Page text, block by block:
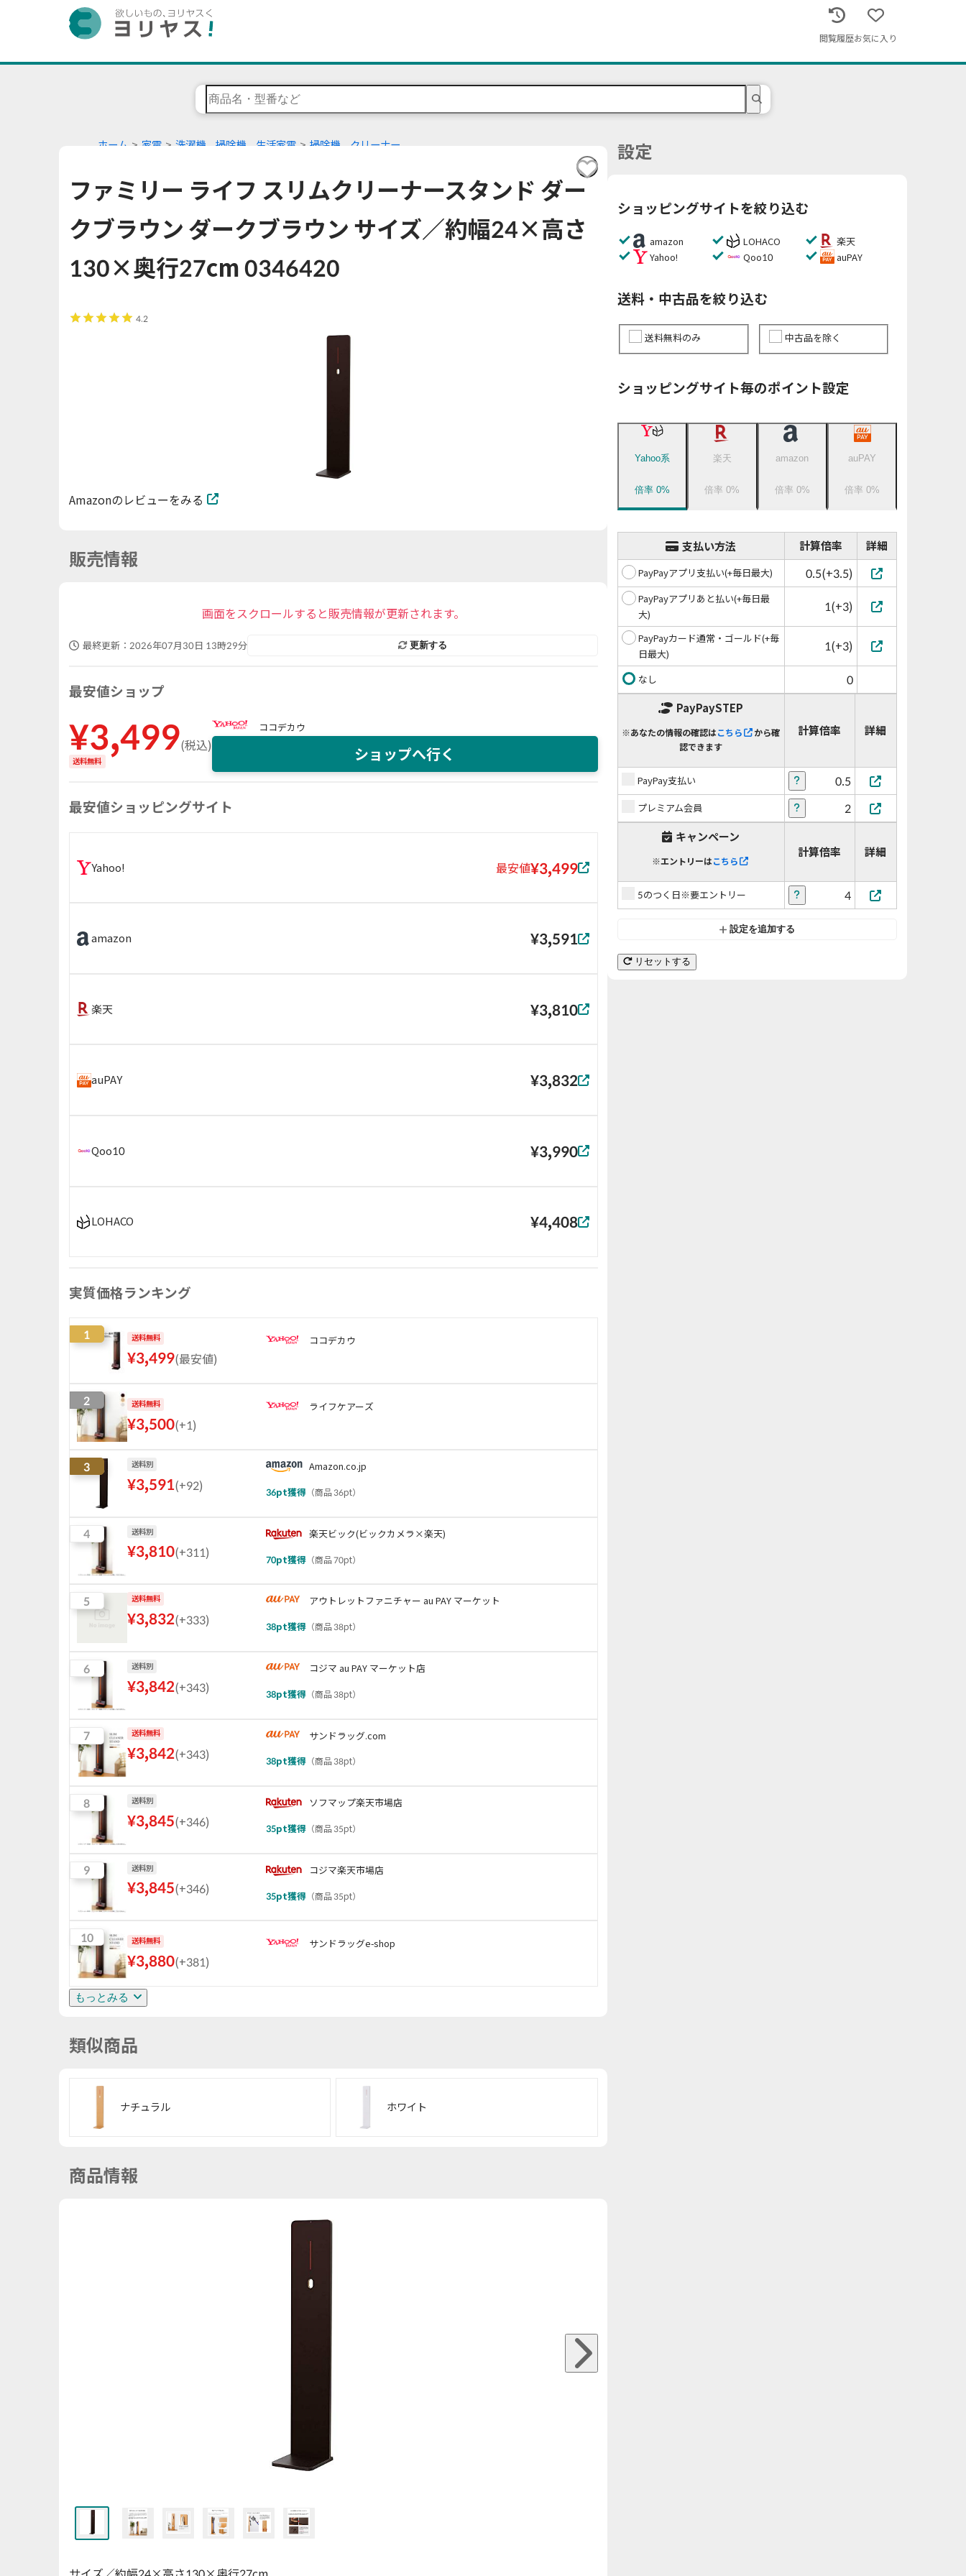
閲覧履歴お気に入り
ホーム 家電 洗濯機、掃除機、生活家電 掃除機、クリーナー
ファミリー ライフ スリムクリーナースタンド ダー
クブラウン ダークブラウン サイズ／約幅24×高さ
130×奥行27cm 0346420
4.2
Amazonのレビューをみる
販売情報
画面をスクロールすると販売情報が更新されます。
最終更新： 2026年07月30日 13時29分 更新する
最安値ショップ
¥3,499(税込)
送料無料
ココデカウ
ショップへ行く
最安値ショッピングサイト
Yahoo! 最安値¥3,499
amazon ¥3,591
楽天 ¥3,810
auPAY ¥3,832
Qoo10 ¥3,990
LOHACO ¥4,408
実質価格ランキング
1 送料無料
¥3,499(最安値)
ココデカウ
2 送料無料
¥3,500(+1)
ライフケアーズ
3 送料別
¥3,591 (+92)
Amazon.co.jp
36pt獲得 （商品 36pt）
4 送料別
¥3,810(+311)
楽天ビック(ビックカメラ×楽天)
70pt獲得 （商品 70pt）
5 送料無料
¥3,832(+333)
アウトレットファニチャー au PAY マーケット
38pt獲得 （商品 38pt）
6 送料別
¥3,842(+343)
コジマ au PAY マーケット店
38pt獲得 （商品 38pt）
7 送料無料
¥3,842(+343)
サンドラッグ.com
38pt獲得 （商品 38pt）
8 送料別
¥3,845(+346)
ソフマップ楽天市場店
35pt獲得 （商品 35pt）
9 送料別
¥3,845(+346)
コジマ楽天市場店
35pt獲得 （商品 35pt）
10 送料無料
¥3,880(+381)
サンドラッグe-shop
もっとみる
類似商品
ナチュラル ホワイト
商品情報
設定
ショッピングサイトを絞り込む
amazon LOHACO
楽天
Yahoo!
Qoo10 auPAY
送料・中古品を絞り込む
送料無料のみ 中古品を除く
ショッピングサイト毎のポイント設定
Yahoo系
倍率0%
楽天
倍率0%
amazon
倍率 0%
auPAY
倍率0%
支払い方法 計算倍率 詳細
PayPayアプリ支払い(+毎日最大) 0.5(+3.5)
PayPayアプリあと払い(+毎日最
大)
1(+3)
PayPayカード通常・ゴールド(+毎
日最大)
1(+3)
なし 0
PayPaySTEP
※あなたの情報の確認はこちら
から確
認できます
計算倍率 詳細
PayPay支払い 0.5
プレミアム会員 2
キャンペーン
※エントリーはこちら
計算倍率 詳細
5のつく日※要エントリー 4
設定を追加する
リセットする